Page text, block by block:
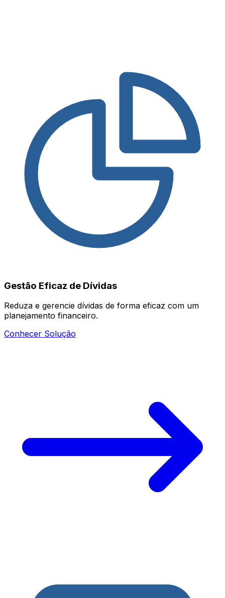
Gestão Eficaz de Dívidas
Reduza e gerencie dívidas de forma eficaz com um
planejamento financeiro.
Conhecer Solução